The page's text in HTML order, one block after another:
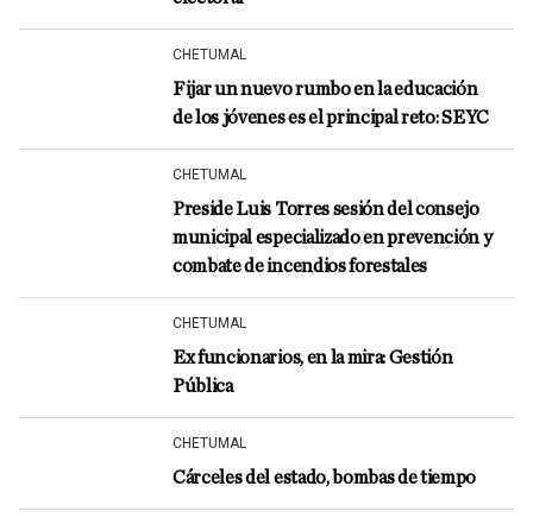
CHETUMAL
Fijar un nuevo rumbo en la educación
de los jóvenes es el principal reto: SEYC
CHETUMAL
Preside Luis Torres sesión del consejo
municipal especializado en prevención y
combate de incendios forestales
CHETUMAL
Ex funcionarios, en la mira: Gestión
Pública
CHETUMAL
Cárceles del estado, bombas de tiempo